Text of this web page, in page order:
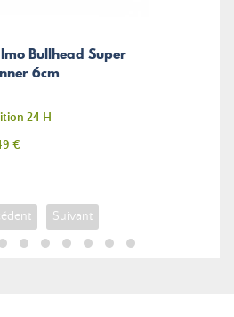
Bullhead Super
6cm
24 H
€
Suivant